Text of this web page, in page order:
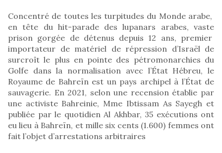
Concentré de toutes les turpitudes du Monde arabe,
en tête du hit-parade des lupanars arabes, vaste
prison gorgée de détenus depuis 12 ans, premier
importateur de matériel de répression d’Israël de
surcroît le plus en pointe des pétromonarchies du
Golfe dans la normalisation avec l’État Hébreu, le
Royaume de Bahreïn est un pays archipel à l’État de
sauvagerie. En 2021, selon une recension établie par
une activiste Bahreinie, Mme Ibtissam As Sayegh et
publiée par le quotidien Al Akhbar, 35 exécutions ont
eu lieu à Bahreïn, et mille six cents (1.600) femmes ont
fait l’objet d’arrestations arbitraires